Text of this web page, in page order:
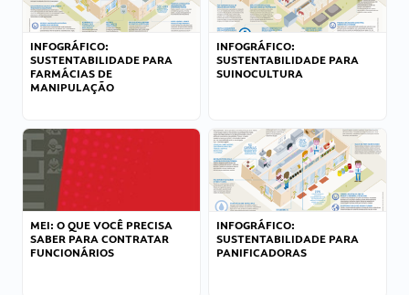
INFOGRÁFICO:
SUSTENTABILIDADE PARA
FARMÁCIAS DE
MANIPULAÇÃO
INFOGRÁFICO:
SUSTENTABILIDADE PARA
SUINOCULTURA
MEI: O QUE VOCÊ PRECISA
SABER PARA CONTRATAR
FUNCIONÁRIOS
INFOGRÁFICO:
SUSTENTABILIDADE PARA
PANIFICADORAS